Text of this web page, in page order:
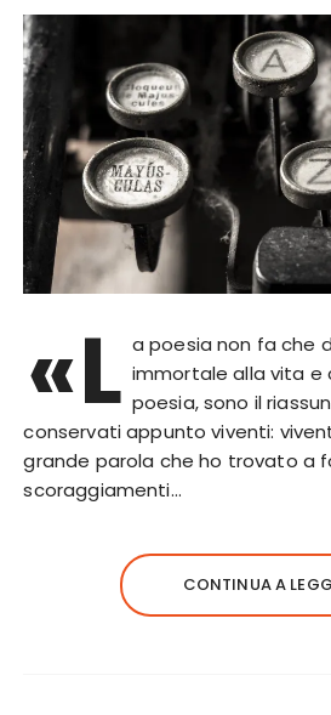
«L a poesia non fa che
immortale alla vita e
poesia, sono il
conservati appunto viventi:
grande parola che ho trovato a
scoraggiamenti…
CONTINUA A